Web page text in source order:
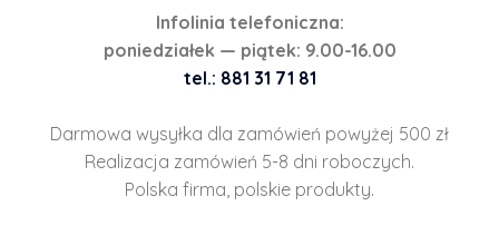
Infolinia telefoniczna:
poniedziałek — piątek: 9.00-16.00
tel.: 881 31 71 81
Darmowa wysyłka dla zamówień powyżej 500 zł
Realizacja zamówień 5-8 dni roboczych.
Polska firma, polskie produkty.